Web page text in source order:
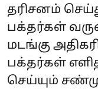
தரிசனம்
பக்தர்கள்
மடங்கு
பக்தர்கள்
செய்யும்